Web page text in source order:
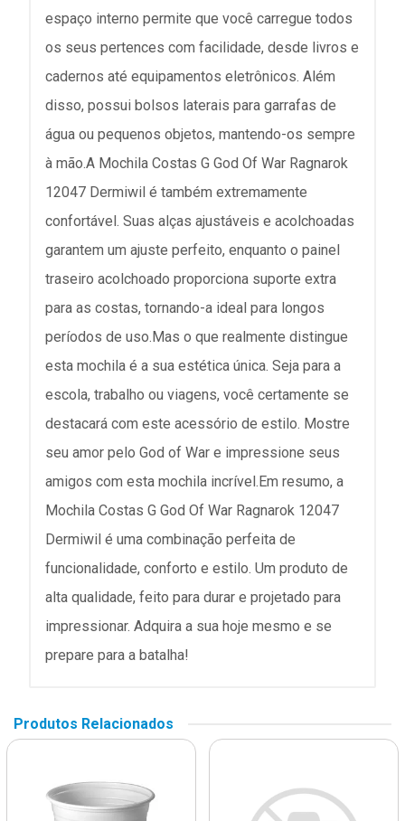
espaço interno permite que você carregue todos
os seus pertences com facilidade, desde livros e
cadernos até equipamentos eletrônicos. Além
disso, possui bolsos laterais para garrafas de
água ou pequenos objetos, mantendo-os sempre
à mão.A Mochila Costas G God Of War Ragnarok
12047 Dermiwil é também extremamente
confortável. Suas alças ajustáveis e acolchoadas
garantem um ajuste perfeito, enquanto o painel
traseiro acolchoado proporciona suporte extra
para as costas, tornando-a ideal para longos
períodos de uso.Mas o que realmente distingue
esta mochila é a sua estética única. Seja para a
escola, trabalho ou viagens, você certamente se
destacará com este acessório de estilo. Mostre
seu amor pelo God of War e impressione seus
amigos com esta mochila incrível.Em resumo, a
Mochila Costas G God Of War Ragnarok 12047
Dermiwil é uma combinação perfeita de
funcionalidade, conforto e estilo. Um produto de
alta qualidade, feito para durar e projetado para
impressionar. Adquira a sua hoje mesmo e se
prepare para a batalha!
Produtos Relacionados